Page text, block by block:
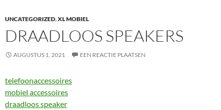
UNCATEGORIZED,XL MOBIEL
DRAADLOOS SPEAKERS
AUGUSTUS 1, 2021 EEN REACTIE PLAATSEN
telefoonaccessoires
mobiel accessoires
draadloos speaker